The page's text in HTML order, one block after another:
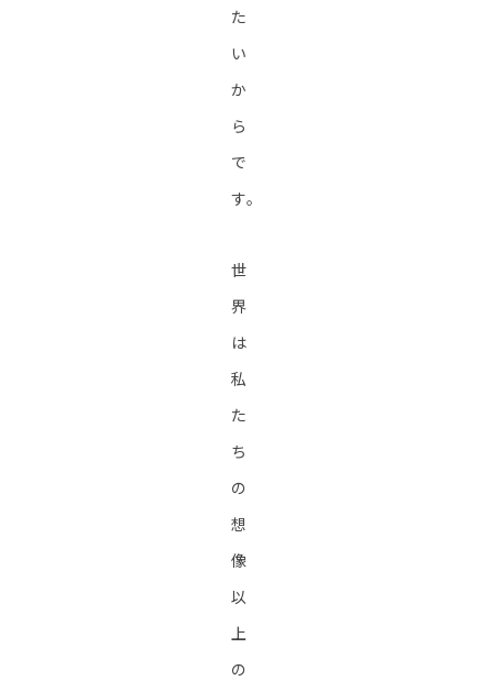
た
い
か
ら
で
す。
世
界
は
私
た
ち
の
想
像
以
上
の